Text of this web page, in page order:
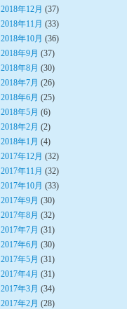
2018年12月 (37)
2018年11月 (33)
2018年10月 (36)
2018年9月 (37)
2018年8月 (30)
2018年7月 (26)
2018年6月 (25)
2018年5月 (6)
2018年2月 (2)
2018年1月 (4)
2017年12月 (32)
2017年11月 (32)
2017年10月 (33)
2017年9月 (30)
2017年8月 (32)
2017年7月 (31)
2017年6月 (30)
2017年5月 (31)
2017年4月 (31)
2017年3月 (34)
2017年2月 (28)